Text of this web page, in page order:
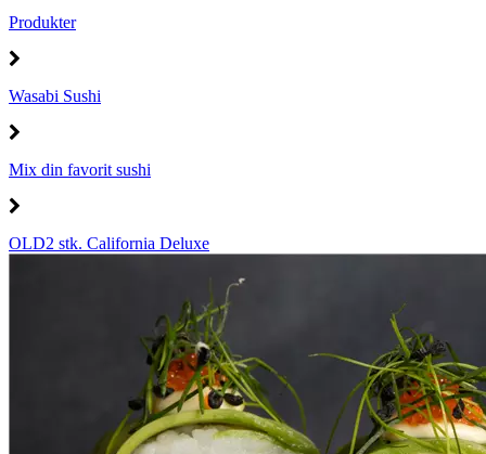
Produkter
Wasabi Sushi
Mix din favorit sushi
OLD2 stk. California Deluxe